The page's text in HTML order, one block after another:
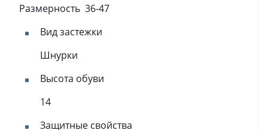
Размерность 36-47
Вид застежки
Шнурки
Высота обуви
14
Защитные свойства